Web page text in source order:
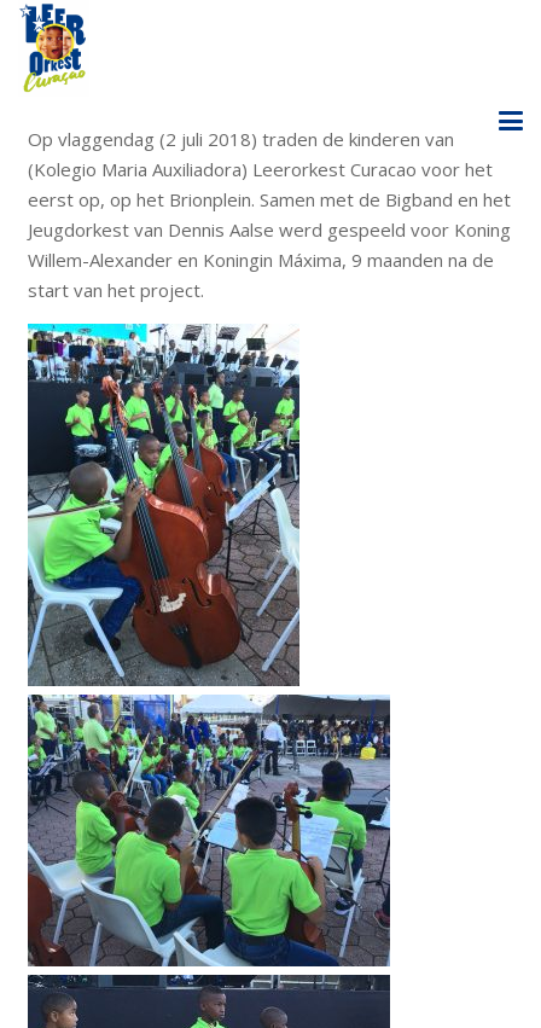
Op vlaggendag (2 juli 2018) traden de kinderen van
(Kolegio Maria Auxiliadora) Leerorkest Curacao voor het
eerst op, op het Brionplein. Samen met de Bigband en het
Jeugdorkest van Dennis Aalse werd gespeeld voor Koning
Willem-Alexander en Koningin Máxima, 9 maanden na de
start van het project.